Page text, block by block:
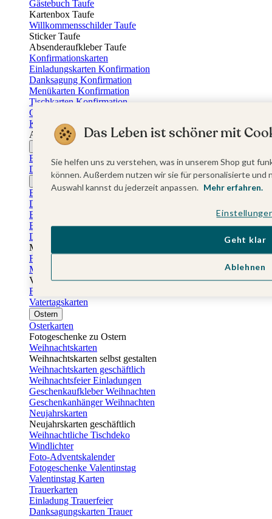
Gästebuch Taufe
Kartenbox Taufe
Willkommensschilder Taufe
Sticker Taufe
Absenderaufkleber Taufe
Konfirmationskarten
Einladungskarten Konfirmation
Danksagung Konfirmation
Menükarten Konfirmation
Tischkarten Konfirmation
Gästebuch Konfirmation
Kerzen Konfirmation
Aufkleber zum Anlass Ihres Kindes
Firmungskarten
Einladungskarten Firmung
Dankeskarten Firmung
Einladungskarten Jugendweihe
Dankeskarten Jugendweihe
Einschulungskarten
Einladungskarten Einschulung
Danksagung Einschulung
Muttertag
Fotogeschenke Muttertag
Muttertagskarten
Vatertag
Fotogeschenke Vatertag
Vatertagskarten
Ostern
Osterkarten
Fotogeschenke zu Ostern
Weihnachtskarten
Weihnachtskarten selbst gestalten
Weihnachtskarten geschäftlich
Weihnachtsfeier Einladungen
Geschenkaufkleber Weihnachten
Geschenkanhänger Weihnachten
Neujahrskarten
Neujahrskarten geschäftlich
Weihnachtliche Tischdeko
Windlichter
Foto-Adventskalender
Fotogeschenke Valentinstag
Valentinstag Karten
Trauerkarten
Einladung Trauerfeier
Danksagungskarten Trauer
Das Leben ist schöner mit
Sie helfen uns zu verstehen, was in unserem Shop gut
können. Außerdem nutzen wir sie für personalisierte
Auswahl kannst du jederzeit anpassen. Mehr erfahren.
Ablehnen
Geht klar